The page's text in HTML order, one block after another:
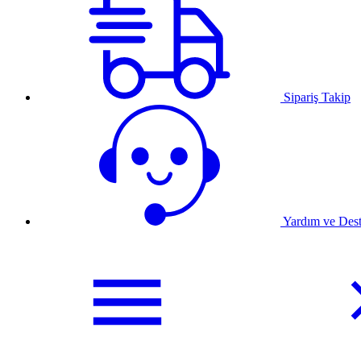
Sipariş Takip
Yardım ve